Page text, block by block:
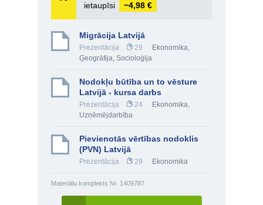
ietaupīsi
−4,98 €
Migrācija Latvijā
Prezentācija 29 Ekonomika,
Ģeogrāfija, Socioloģija
Nodokļu būtība un to vēsture
Latvijā - kursa darbs
Prezentācija 24 Ekonomika,
Uzņēmējdarbība
Pievienotās vērtības nodoklis
(PVN) Latvijā
Prezentācija 29 Ekonomika
Materiālu komplekts Nr. 1409787